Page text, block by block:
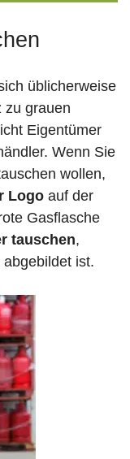
üblicherweise
zu grauen
Eigentümer
Wenn Sie
wollen,
Logo auf der
Gasflasche
tauschen,
abgebildet ist.